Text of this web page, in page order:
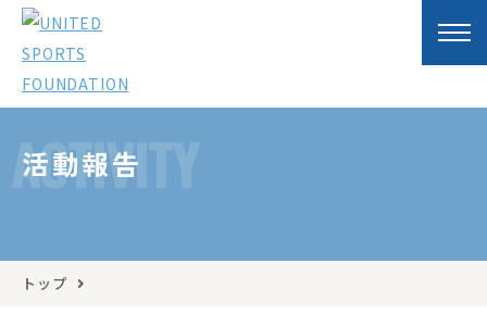
ACTIVITY
活動報告
トップ